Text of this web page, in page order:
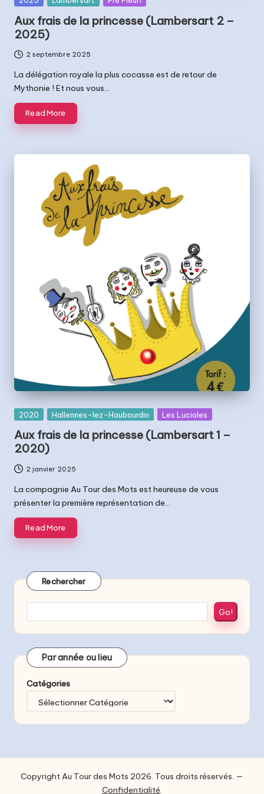
t
s
Aux frais de la princesse (Lambersart 2 –
2025)
2 septembre 2025
La délégation royale la plus cocasse est de retour de
Mythonie ! Et nous vous…
Read More
Posted
2020 Hallennes-lez-Haubourdin Les Lucioles
Aux frais de la princesse (Lambersart 1 –
2020)
2 janvier 2025
La compagnie Au Tour des Mots est heureuse de vous
présenter la première représentation de…
Read More
Rechercher
Go!
Par année ou lieu
Catégories
Copyright Au Tour des Mots 2026. Tous droits réservés. —
Confidentialité.